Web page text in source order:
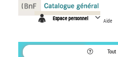
Espace personnel Aide
Tout
Panneau de gestion des cookies